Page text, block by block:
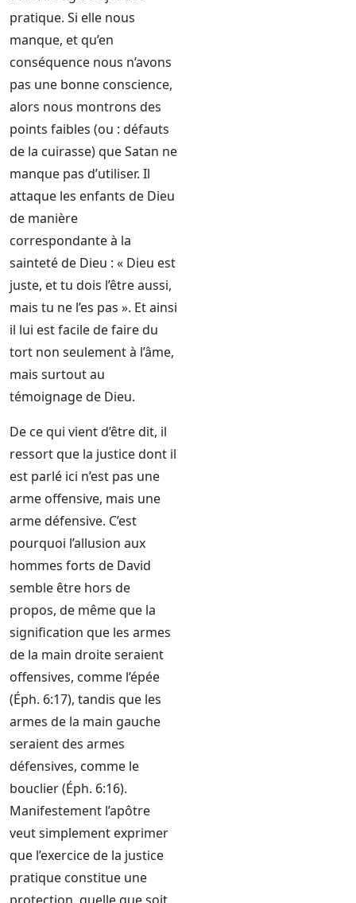
pratique. Si elle nous
manque, et qu’en
conséquence nous n’avons
pas une bonne conscience,
alors nous montrons des
points faibles (ou : défauts
de la cuirasse) que Satan ne
manque pas d’utiliser. Il
attaque les enfants de Dieu
de manière
correspondante à la
sainteté de Dieu : « Dieu est
juste, et tu dois l’être aussi,
mais tu ne l’es pas ». Et ainsi
il lui est facile de faire du
tort non seulement à l’âme,
mais surtout au
témoignage de Dieu.
De ce qui vient d’être dit, il
ressort que la justice dont il
est parlé ici n’est pas une
arme offensive, mais une
arme défensive. C’est
pourquoi l’allusion aux
hommes forts de David
semble être hors de
propos, de même que la
signification que les armes
de la main droite seraient
offensives, comme l’épée
(Éph. 6:17), tandis que les
armes de la main gauche
seraient des armes
défensives, comme le
bouclier (Éph. 6:16).
Manifestement l’apôtre
veut simplement exprimer
que l’exercice de la justice
pratique constitue une